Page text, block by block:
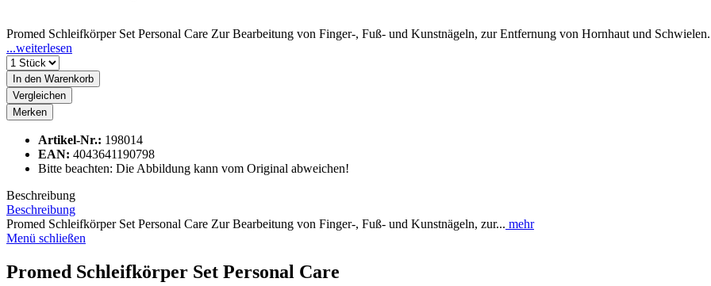
Promed Schleifkörper Set Personal Care Zur Bearbeitung von Finger-, Fuß- und Kunstnägeln, zur Entfernung von Hornhaut und
...weiterlesen
In den Warenkorb
Vergleichen
Merken
Artikel-Nr.: 198014
EAN: 4043641190798
Bitte beachten: Die Abbildung kann vom Original abweichen!
Beschreibung
Beschreibung
Promed Schleifkörper Set Personal Care Zur Bearbeitung von Finger-, Fuß- und Kunstnägeln, zur... mehr
Menü schließen
Promed Schleifkörper Set Personal Care